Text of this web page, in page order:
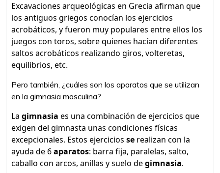
Excavaciones arqueológicas en Grecia afirman que
los antiguos griegos conocían los ejercicios
acrobáticos, y fueron muy populares entre ellos los
juegos con toros, sobre quienes hacían diferentes
saltos acrobáticos realizando giros, volteretas,
equilibrios, etc.
Pero también, ¿cuáles son los aparatos que se utilizan
en la gimnasia masculina?
La gimnasia es una combinación de ejercicios que
exigen del gimnasta unas condiciones físicas
excepcionales. Estos ejercicios se realizan con la
ayuda de 6aparatos: barra fija, paralelas, salto,
caballo con arcos, anillas y suelo degimnasia.